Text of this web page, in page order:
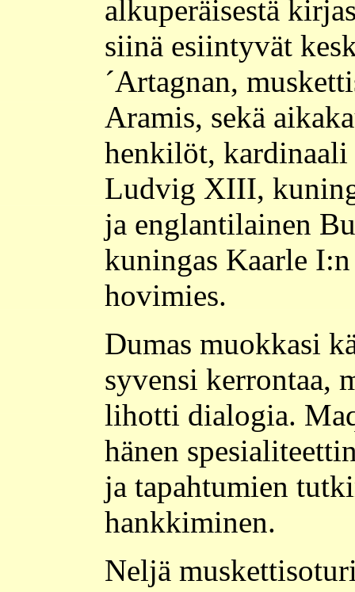
alkuperäisestä
siinä esiintyvät
´Artagnan,
Aramis, sekä
henkilöt,
Ludvig XIII,
ja englantilainen
kuningas Kaarle
hovimies.
Dumas muokkasi
syvensi kerrontaa,
lihotti dialogia.
hänen
ja tapahtumien
hankkiminen.
Neljä